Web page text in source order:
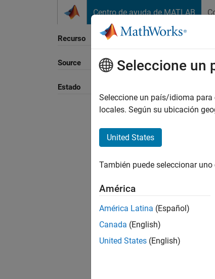
Centro de ayuda de MATLAB
Recurso
Source
Estado
Seleccione un
Seleccione un país/idioma para
locales. Según su ubicación
United States
También puede seleccionar
América
América Latina (Español)
Canada (English)
United States (English)